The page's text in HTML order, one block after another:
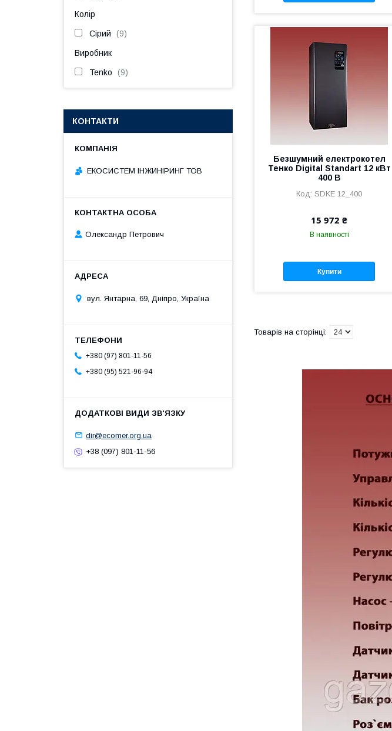
Безшумний електрокотел
Тенко Digital Standart 12 кВт
400 В
SDKE 12_400
15 972 ₴
В наявності
Купити
Колір
Сірий 9
Виробник
Tenko 9
КОНТАКТИ
ЕКОСИСТЕМ ІНЖИНІРИНГ ТОВ
Олександр Петрович
вул. Янтарна, 69, Дніпро, Україна
+380 (97) 801-11-56
+380 (95) 521-96-94
dir@ecomer.org.ua
+38 (097) 801-11-56